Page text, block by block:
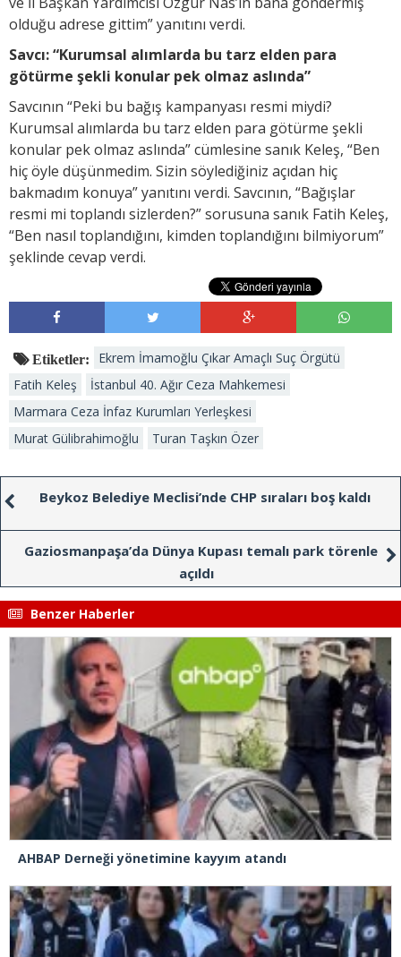
olduğu adrese gittim” yanıtını verdi.
Savcı: “Kurumsal alımlarda bu tarz elden para
götürme şekli konular pek olmaz aslında”
Savcının “Peki bu bağış kampanyası resmi miydi?
Kurumsal alımlarda bu tarz elden para götürme şekli
konular pek olmaz aslında” cümlesine sanık Keleş, “Ben
hiç öyle düşünmedim. Sizin söylediğiniz açıdan hiç
bakmadım konuya” yanıtını verdi. Savcının, “Bağışlar
resmi mi toplandı sizlerden?” sorusuna sanık Fatih Keleş,
“Ben nasıl toplandığını, kimden toplandığını bilmiyorum”
şeklinde cevap verdi.
Etiketler:
Ekrem İmamoğlu Çıkar Amaçlı Suç Örgütü
Fatih Keleş
İstanbul 40. Ağır Ceza Mahkemesi
Marmara Ceza İnfaz Kurumları Yerleşkesi
Murat Gülibrahimoğlu
Turan Taşkın Özer
Beykoz Belediye Meclisi’nde CHP sıraları boş kaldı
Gaziosmanpaşa’da Dünya Kupası temalı park törenle
açıldı
Benzer Haberler
AHBAP Derneği yönetimine kayyım atandı